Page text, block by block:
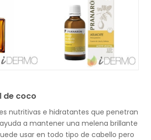
de coco
nutritivas e hidratantes que penetran
a mantener una melena brillante
usar en todo tipo de cabello pero